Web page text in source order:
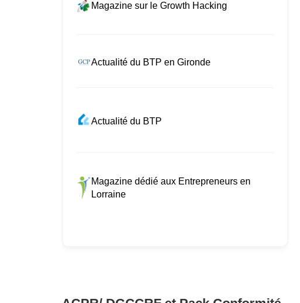
Magazine sur le Growth Hacking
Actualité du BTP en Gironde
Actualité du BTP
Magazine dédié aux Entrepreneurs en
Lorraine